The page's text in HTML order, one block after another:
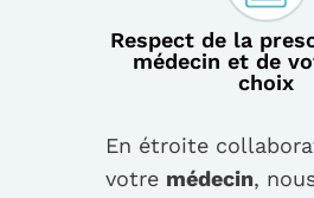
Respect de la
médecin et de
choix
En étroite
votre médecin,